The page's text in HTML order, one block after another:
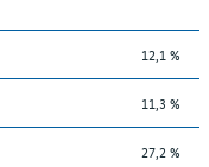
12,1 %
11,3 %
27,2 %